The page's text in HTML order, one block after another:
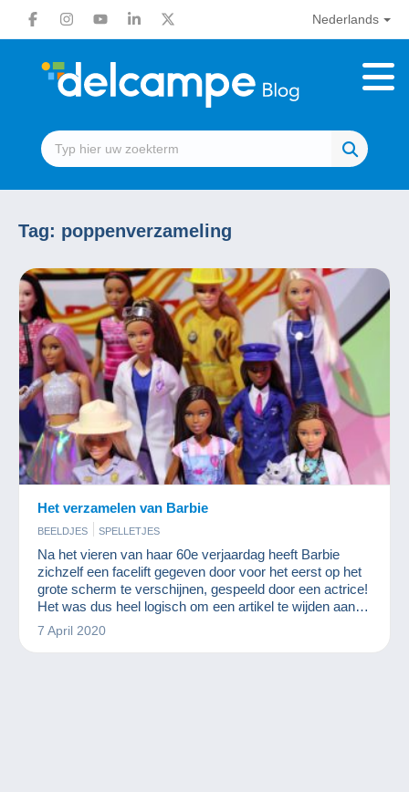
Nederlands
Tag: poppenverzameling
Het verzamelen van Barbie
BEELDJES SPELLETJES
Na het vieren van haar 60e verjaardag heeft Barbie
zichzelf een facelift gegeven door voor het eerst op het
grote scherm te verschijnen, gespeeld door een actrice!
Het was dus heel logisch om een artikel te wijden aan 's
werelds beroemdste pop.
7 April 2020